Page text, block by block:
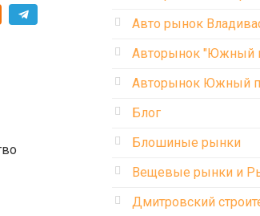
Авто рынок
Авторынок "Южный
Авторынок Южный
Блог
Блошиные рынки
Вещевые рынки и
Дмитровский